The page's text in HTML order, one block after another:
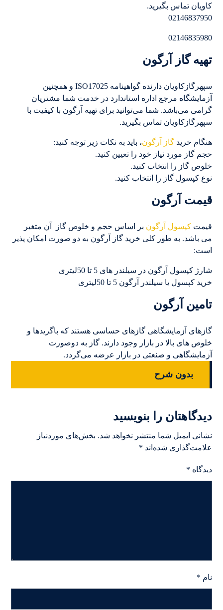
کاویان تماس بگیرید.
02146837950
02146835980
تهیه گاز آرگون
سپهرگازکاویان دارنده گواهینامه ISO17025 و همچنین
آزمایشگاه مرجع اداره استاندارد در خدمت شما مشتریان
گرامی می‌باشد. شما می‌توانید برای تهیه آرگون با کیفیت با
سپهرگازکاویان تماس بگیرید.
هنگام خریدگاز آرگون، باید به نکات زیر توجه کنید:
حجم گاز مورد نیاز خود را تعیین کنید.
خلوص گاز را انتخاب کنید.
نوع کپسول گاز را انتخاب کنید.
قیمت آرگون
قیمتکپسول آرگون بر اساس حجم و خلوص گاز آن متغیر
می باشد. به طور کلی خرید گاز آرگون به دو صورت امکان پذیر
است:
شارژ کپسول آرگون در سیلندر های 5 تا 50لیتری
خرید کپسول یا سیلندر آرگون 5 تا 50لیتری
تامین آرگون
گازهای آزمایشگاهی گازهای حساسی هستند که باگریدها و
خلوص های بالا در بازار وجود دارند. گاز به دوصورت
آزمایشگاهی و صنعتی در بازار عرضه می‌گردد.
بدون شرح
دیدگاهتان را بنویسید
نشانی ایمیل شما منتشر نخواهد شد. بخش‌های موردنیاز
علامت‌گذاری شده‌اند *
دیدگاه *
نام *